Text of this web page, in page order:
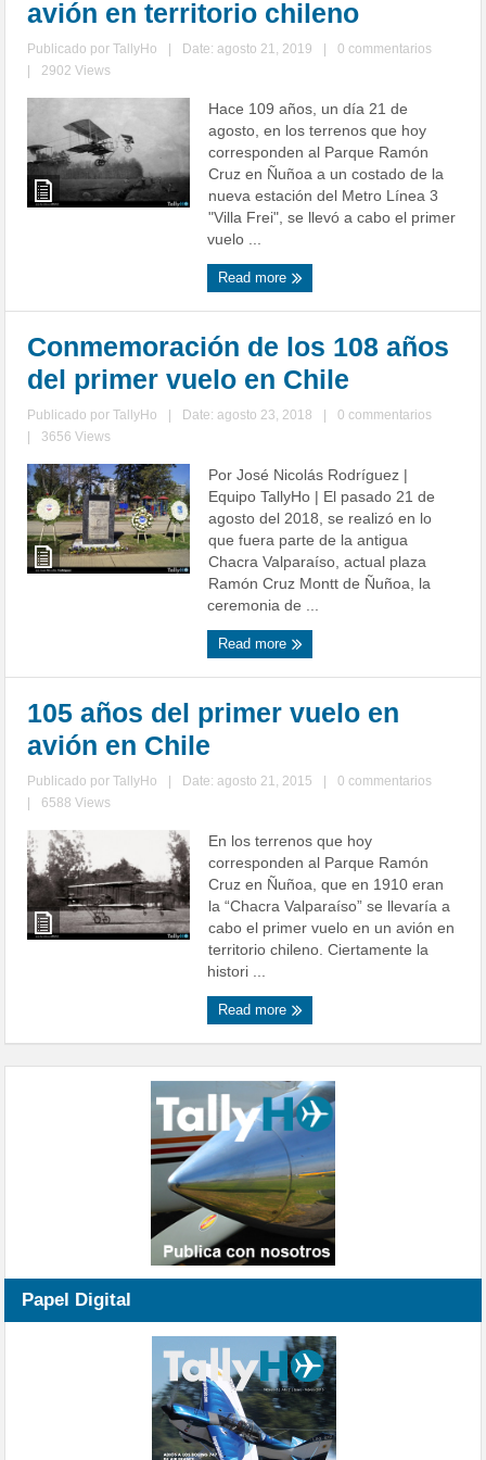
avión en territorio chileno
Publicado porTallyHo Date: agosto 21, 2019
0 commentarios
2902 Views
Hace 109 años, un día 21 de
agosto, en los terrenos que hoy
corresponden al Parque Ramón
Cruz en Ñuñoa a un costado de la
nueva estación del Metro Línea 3
"Villa Frei", se llevó a cabo el primer
vuelo ...
Read more
Conmemoración de los 108 años
del primer vuelo en Chile
Publicado porTallyHo Date: agosto 23, 2018
0 commentarios
3656 Views
Por José Nicolás Rodríguez |
Equipo TallyHo | El pasado 21 de
agosto del 2018, se realizó en lo
que fuera parte de la antigua
Chacra Valparaíso, actual plaza
Ramón Cruz Montt de Ñuñoa, la
ceremonia de ...
Read more
105 años del primer vuelo en
avión en Chile
Publicado porTallyHo Date: agosto 21, 2015
0 commentarios
6588 Views
En los terrenos que hoy
corresponden al Parque Ramón
Cruz en Ñuñoa, que en 1910 eran
la “Chacra Valparaíso” se llevaría a
cabo el primer vuelo en un avión en
territorio chileno. Ciertamente la
histori ...
Read more
Papel Digital